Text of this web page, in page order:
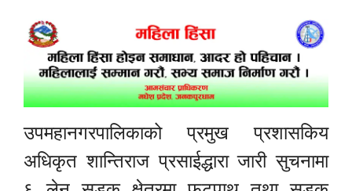
उपमहानगरपालिकाको प्रमुख प्रशासकिय
अधिकृत शान्तिराज प्रसाईद्धारा जारी सुचनामा